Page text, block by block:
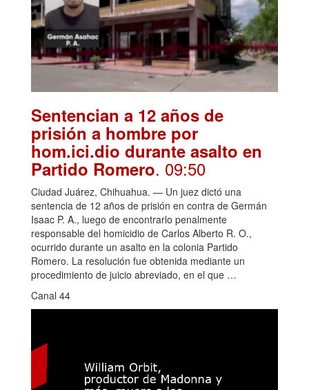
Sentencian a 12 años de
prisión a hombre por
hom.ici.dio durante asalto en
Partido Romero. 09:50
Ciudad Juárez, Chihuahua. — Un juez dictó una
sentencia de 12 años de prisión en contra de Germán
Isaac P. A., luego de encontrarlo penalmente
responsable del homicidio de Carlos Alberto R. O.,
ocurrido durante un asalto en la colonia Partido
Romero. La resolución fue obtenida mediante un
procedimiento de juicio abreviado, en el que …
Canal 44